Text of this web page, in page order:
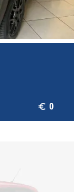
euro_symbol 0